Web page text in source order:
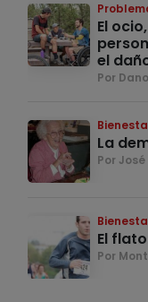
El
el
Por
La
Por
El
Por